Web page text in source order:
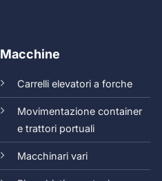
Macchine
Carrelli elevatori a forche
Movimentazione container
e trattori portuali
Macchinari vari